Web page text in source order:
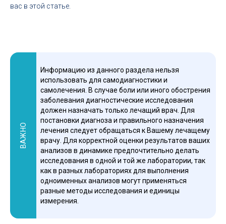
вас в этой статье.
ВАЖНО
Информацию из данного раздела нельзя
использовать для самодиагностики и
самолечения. В случае боли или иного обострения
заболевания диагностические исследования
должен назначать только лечащий врач. Для
постановки диагноза и правильного назначения
лечения следует обращаться к Вашему лечащему
врачу. Для корректной оценки результатов ваших
анализов в динамике предпочтительно делать
исследования в одной и той же лаборатории, так
как в разных лабораториях для выполнения
одноименных анализов могут применяться
разные методы исследования и единицы
измерения.